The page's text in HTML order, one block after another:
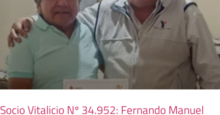
Socio Vitalicio Nº 34.952: Fernando Manuel